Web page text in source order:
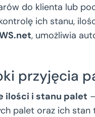
do klienta lub
ich stanu,
, umożliwia
przyjęcia
ilości i stanu palet
palet oraz ich stan